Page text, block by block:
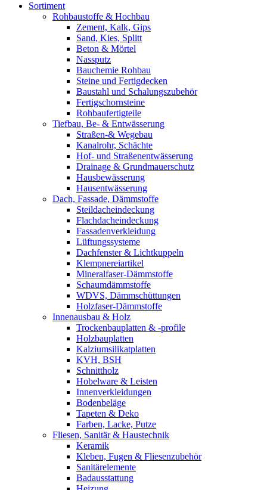
Sortiment
Rohbaustoffe & Hochbau
Zement, Kalk, Gips
Sand, Kies, Splitt
Beton & Mörtel
Nassputz
Bauchemie Rohbau
Steine und Fertigdecken
Baustahl und Schalungszubehör
Fertigschornsteine
Rohbaufertigteile
Tiefbau, Be- & Entwässerung
Straßen-& Wegebau
Kanalrohr, Schächte
Hof- und Straßenentwässerung
Drainage & Grundmauerschutz
Hausbewässerung
Hausentwässerung
Dach, Fassade, Dämmstoffe
Steildacheindeckung
Flachdacheindeckung
Fassadenverkleidung
Lüftungssysteme
Dachfenster & Lichtkuppeln
Klempnereiartikel
Mineralfaser-Dämmstoffe
Schaumdämmstoffe
WDVS, Dämmschüttungen
Holzfaser-Dämmstoffe
Innenausbau & Holz
Trockenbauplatten & -profile
Holzbauplatten
Kalziumsilikatplatten
KVH, BSH
Schnittholz
Hobelware & Leisten
Innenverkleidungen
Bodenbeläge
Tapeten & Deko
Farben, Lacke, Putze
Fliesen, Sanitär & Haustechnik
Keramik
Kleben, Fugen & Fliesenzubehör
Sanitärelemente
Badausstattung